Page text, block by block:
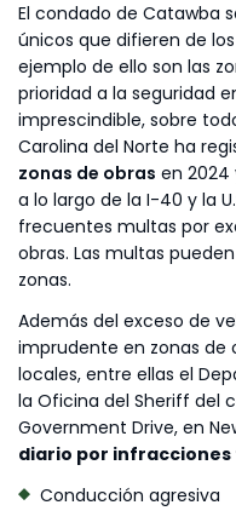
El condado de Catawba
únicos que difieren de
ejemplo de ello son las
prioridad a la seguridad
imprescindible, sobre
Carolina del Norte ha
zonas de obras en 2024
a lo largo de la I-40 y la
frecuentes multas por
obras. Las multas
zonas.
Además del exceso de
imprudente en zonas de
locales, entre ellas el
la Oficina del Sheriff del
Government Drive, en
diario por infracciones
Conducción agresiva